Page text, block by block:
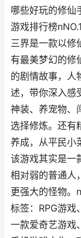
哪些好玩的修仙
游戏排行榜
三界是一款以修
有最美梦幻的修
的剧情故事，人
述，带你深入感
神装、养宠物、
选择修炼。还有
养成，从平民小
该游戏其实是一
相对弱的普通人
更强大的怪物。
标签：RPG游戏
一款爱奇艺游戏